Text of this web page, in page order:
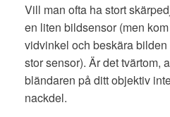
Vill man ofta ha stort
en liten bildsensor (men
vidvinkel och beskära
stor sensor). Är det tvärtom,
bländaren på ditt objektiv
nackdel.